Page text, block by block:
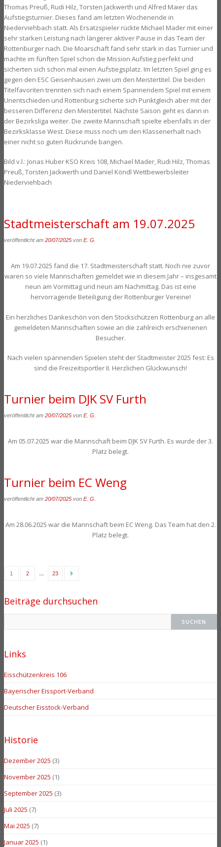
Thomas Preuß, Rudi Hilz, Torsten Jackwerth und Alfred Maier das
Aufstiegsturnier. Dieses fand am letzten Wochenende in
Niederviehbach statt. Als Ersatzspieler rückte Michael Mader mit einer
sehr starken Leistung nach längerer aktiver Pause in das Team der
Rottenburger nach. Die Moarschaft fand sehr stark in das Turnier und
machte im fünften Spiel schon die Mission Aufstieg perfekt und
sicherten sich schon mal einen Aufstiegsplatz. Im letzten Spiel ging es
gegen den ESC Geisenhausen zwei um den Meistertitel. Die beiden
Titelfavoriten trennten sich nach einem Spannendem Spiel mit einem
Unentschieden und Rottenburg sicherte sich Punktgleich aber mit der
besseren Differenz den Meistertitel. Nächste Saison geht es dann in
der Bezirksliga weiter. Die zweite Mannschaft spielte ebenfalls in der
Bezirksklasse West. Diese muss noch um den Klassenerhalt nach
einer nicht so guten Rückrunde bangen.
Bild v.l.: Jonas Huber KSO Kreis 108, Michael Mader, Rudi Hilz, Thomas
Preuß, Torsten Jackwerth und Daniel Köndl Wettbewerbsleiter
Niederviehbach
Stadtmeisterschaft am 19.07.2025
veröffentlicht am 20/07/2025 von E. G.
Am 19.07.2025 fand die 17. Stadtmeisterschaft statt. Noch nie zuvor
waren so viele Mannschaften gemeldet wie in diesem Jahr – insgesamt
neun am Vormittag und neun am Nachmittag. Das ist eine
hervorragende Beteiligung der Rottenburger Vereine!
Ein herzliches Dankeschön von den Stockschützen Rottenburg an alle
gemeldeten Mannschaften sowie an die zahlreich erschienenen
Besucher.
Nach vielen spannenden Spielen steht der Stadtmeister 2025 fest: Es
sind die Freizeitsportler II. Herzlichen Glückwunsch!
Turnier beim DJK SV Furth
veröffentlicht am 20/07/2025 von E. G.
Am 05.07.2025 war die Mannschaft beim DJK SV Furth. Es wurde der 3.
Platz belegt.
Turnier beim EC Weng
veröffentlicht am 20/07/2025 von E. G.
Am 28.06.2025 war die Mannschaft beim EC Weng. Das Team hat den 2.
Platz belegt.
Posts
1 2 … 23
Beiträge durchsuchen
Links
Eisschützenkreis 106
Bayerischer Eissport-Verband
Deutscher Eisstock-Verband
Historie
Dezember 2025 (3)
November 2025 (1)
September 2025 (3)
Juli 2025 (7)
Mai 2025 (7)
Januar 2025 (1)